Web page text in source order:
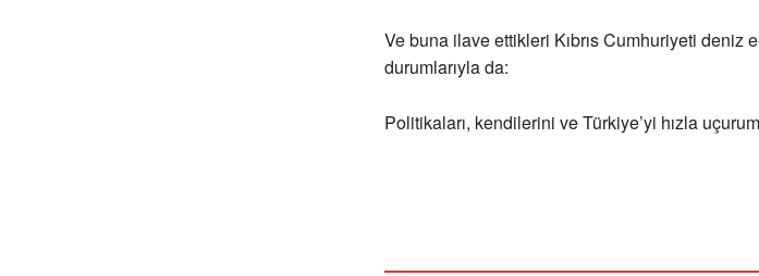
Ve buna ilave ettikleri Kıbrıs Cumhuriyeti deniz
durumlarıyla da:
Politikaları, kendilerini ve Türkiye’yi hızla